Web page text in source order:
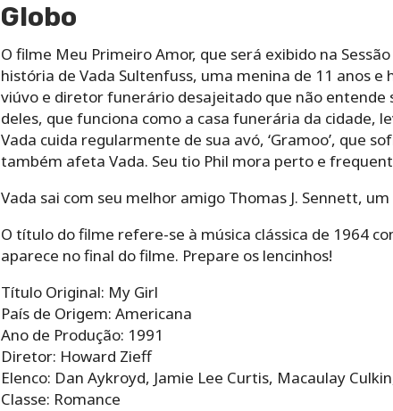
Globo
O filme Meu Primeiro Amor, que será exibido na
história de Vada Sultenfuss, uma menina de 11 anos
viúvo e diretor funerário desajeitado que não
deles, que funciona como a casa funerária da cidade,
Vada cuida regularmente de sua avó, ‘Gramoo’, que
também afeta Vada. Seu tio Phil mora perto e
Vada sai com seu melhor amigo Thomas J. Sennett,
O título do filme refere-se à música clássica de 1964
aparece no final do filme. Prepare os lencinhos!
Título Original: My Girl
País de Origem: Americana
Ano de Produção: 1991
Diretor: Howard Zieff
Elenco: Dan Aykroyd, Jamie Lee Curtis, Macaulay
Classe: Romance